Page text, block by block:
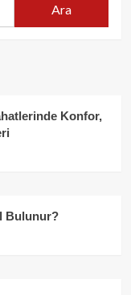
Konfor,
Bulunur?